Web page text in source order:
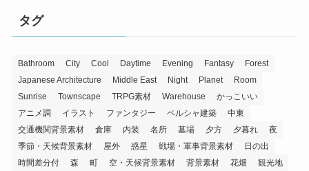
タグ
Bathroom City Cool Daytime Evening Fantasy
Forest
Japanese Architecture
Middle East Night Planet
Room
Sunrise
Townscape TRPG素材 Warehouse
かっこいい
アニメ調
イラスト ファンタジー ペルシャ建築
中東
交通機関背景素材
倉庫 内装 名所 墓場 夕方 夕暮れ
夜
季節・天候背景素材
屋外 惑星 戦場・軍事背景素材
日の出
時間差分付
森 町 空・天候背景素材 背景素材 花畑
観光地